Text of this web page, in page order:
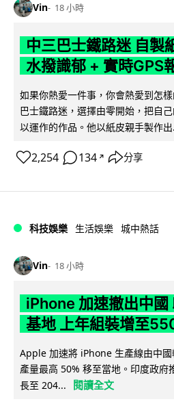
Vin 18 小時
中三巴士鐵路迷 自製
水撥識郁 + 實時GPS
如果你熱愛一件事，你會熱愛到怎
巴士鐵路迷，選擇由零開始，把自
以運作的作品。他以紙皮親手製作
2,254 134 ↗ 分享
科技娛樂 生活娛樂 城中熱話
Vin 18 小時
iPhone 加速撤出中國
基地 上年組裝增至
Apple 加速將 iPhone 生產線由中
產量最高 50% 移至當地。印度政府
長至 204...
閱讀全文